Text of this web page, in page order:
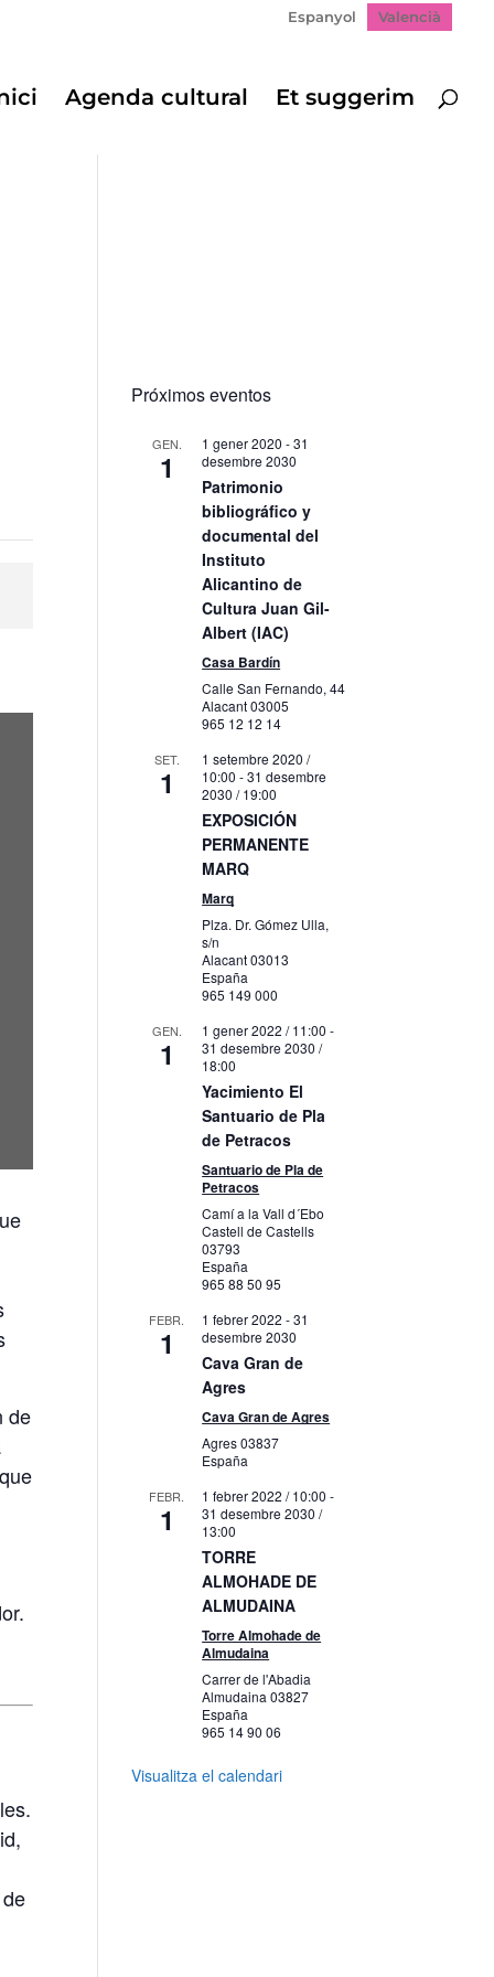
Espanyol Valencià
Agenda cultural Et suggerim
de
Próximos eventos
GEN.
1
1 gener 2020 -31
desembre 2030
Patrimonio
bibliográfico y
documental del
Instituto
Alicantino de
Cultura Juan Gil-
Albert (IAC)
Casa Bardín
Calle San Fernando, 44
Alacant03005
965 12 12 14
SET.
1
1 setembre 2020 /
10:00 -31 desembre
2030 / 19:00
EXPOSICIÓN
PERMANENTE
MARQ
Marq
Plza. Dr. Gómez Ulla,
s/n
Alacant03013
España
965 149 000
GEN.
1
1 gener 2022 / 11:00 -
31 desembre 2030 /
18:00
Yacimiento El
Santuario de Pla
de Petracos
Santuario de Pla de
Petracos
Camí a la Vall d´Ebo
Castell de Castells
03793
España
965 88 50 95
FEBR.
1
1 febrer 2022 -31
desembre 2030
Cava Gran de
Agres
Cava Gran de Agres
Agres03837
España
FEBR.
1
1 febrer 2022 / 10:00 -
31 desembre 2030 /
13:00
TORRE
ALMOHADE DE
ALMUDAINA
Torre Almohade de
Almudaina
Carrer de l'Abadia
Almudaina03827
España
965 14 90 06
Visualitza el calendari